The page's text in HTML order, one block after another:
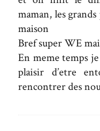
maman, les
maison
Bref super WE
En meme temps
plaisir d’etre
rencontrer des